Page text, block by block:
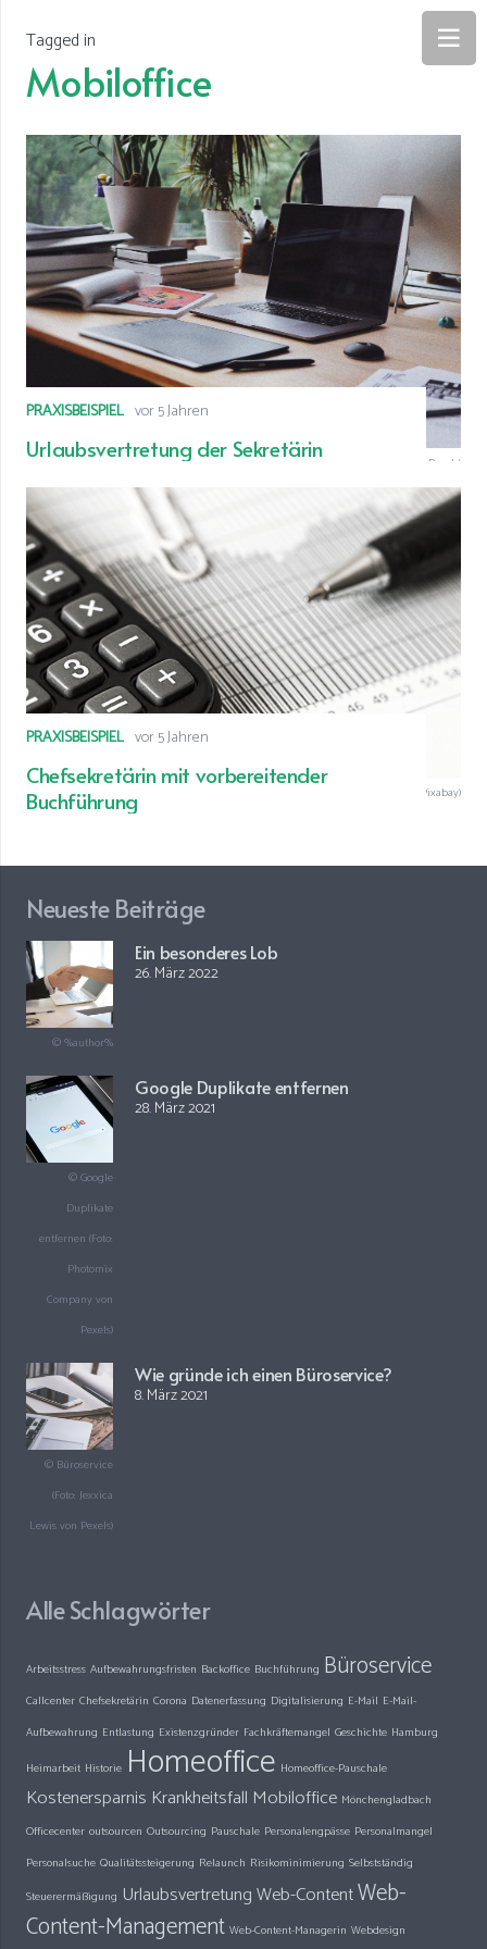
Tagged in
Mobiloffice
© Sekretariatsservice (Foto: Olenka Sergienko von Pexels)
PRAXISBEISPIEL vor 5 Jahren
Urlaubsvertretung der Sekretärin
© Chefsekretärin mit vorbereitender Buchführung (Foto: Pixabay)
PRAXISBEISPIEL vor 5 Jahren
Chefsekretärin mit vorbereitender
Buchführung
Neueste Beiträge
© %author%
Ein besonderes Lob
26. März 2022
© Google
Duplikate
entfernen (Foto:
Photomix
Company von
Pexels)
Google Duplikate entfernen
28. März 2021
© Büroservice
(Foto: Jexxica
Lewis von Pexels)
Wie gründe ich einen Büroservice?
8. März 2021
Alle Schlagwörter
Arbeitsstress Aufbewahrungsfristen Backoffice Buchführung Büroservice
Callcenter Chefsekretärin Corona Datenerfassung Digitalisierung E-Mail E-Mail-
Aufbewahrung Entlastung Existenzgründer Fachkräftemangel Geschichte Hamburg
Heimarbeit Historie Homeoffice Homeoffice-Pauschale
Kostenersparnis Krankheitsfall Mobiloffice Mönchengladbach
Officecenter outsourcen Outsourcing Pauschale Personalengpässe Personalmangel
Personalsuche Qualitätssteigerung Relaunch Risikominimierung Selbstständig
Steuerermäßigung UrlaubsvertretungWeb-ContentWeb-
Content-Management Web-Content-Managerin Webdesign